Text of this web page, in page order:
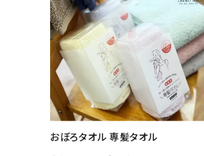
おぼろタオル 専髪タオル